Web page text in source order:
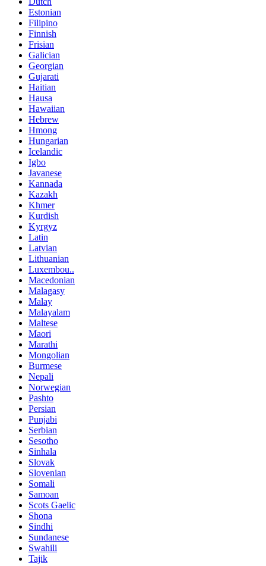
Estonian
Filipino
Finnish
Frisian
Galician
Georgian
Gujarati
Haitian
Hausa
Hawaiian
Hebrew
Hmong
Hungarian
Icelandic
Igbo
Javanese
Kannada
Kazakh
Khmer
Kurdish
Kyrgyz
Latin
Latvian
Lithuanian
Luxembou..
Macedonian
Malagasy
Malay
Malayalam
Maltese
Maori
Marathi
Mongolian
Burmese
Nepali
Norwegian
Pashto
Persian
Punjabi
Serbian
Sesotho
Sinhala
Slovak
Slovenian
Somali
Samoan
Scots Gaelic
Shona
Sindhi
Sundanese
Swahili
Tajik